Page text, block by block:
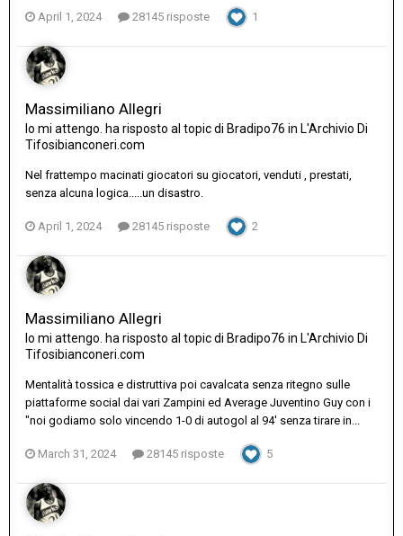
April 1, 2024 28145 risposte 1
Massimiliano Allegri
Io mi attengo. ha risposto al topic di Bradipo76 in L'Archivio Di
Tifosibianconeri.com
Nel frattempo macinati giocatori su giocatori, venduti , prestati,
senza alcuna logica.....un disastro.
April 1, 2024 28145 risposte 2
Massimiliano Allegri
Io mi attengo. ha risposto al topic di Bradipo76 in L'Archivio Di
Tifosibianconeri.com
Mentalità tossica e distruttiva poi cavalcata senza ritegno sulle
piattaforme social dai vari Zampini ed Average Juventino Guy con i
"noi godiamo solo vincendo 1-0 di autogol al 94' senza tirare in...
March 31, 2024 28145 risposte 5